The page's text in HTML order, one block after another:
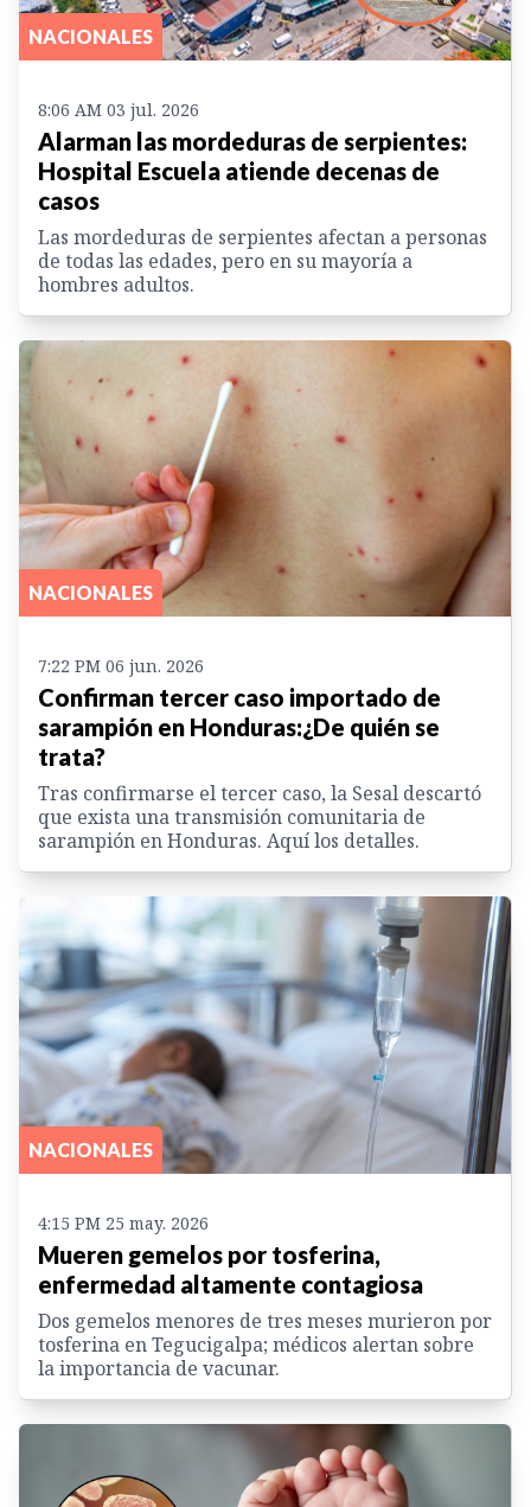
NACIONALES
8:06 AM 03 jul. 2026
Alarman las mordeduras de serpientes:
Hospital Escuela atiende decenas de
casos
Las mordeduras de serpientes afectan a personas
de todas las edades, pero en su mayoría a
hombres adultos.
NACIONALES
7:22 PM 06 jun. 2026
Confirman tercer caso importado de
sarampión en Honduras:¿De quién se
trata?
Tras confirmarse el tercer caso, la Sesal descartó
que exista una transmisión comunitaria de
sarampión en Honduras. Aquí los detalles.
NACIONALES
4:15 PM 25 may. 2026
Mueren gemelos por tosferina,
enfermedad altamente contagiosa
Dos gemelos menores de tres meses murieron por
tosferina en Tegucigalpa; médicos alertan sobre
la importancia de vacunar.